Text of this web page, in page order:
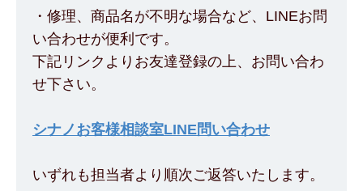
・修理、商品名が不明な場合など、LINEお問
い合わせが便利です。
下記リンクよりお友達登録の上、お問い合わ
せ下さい。
シナノお客様相談室LINE問い合わせ
いずれも担当者より順次ご返答いたします。